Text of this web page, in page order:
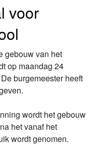
voor
gebouw van het
op maandag 24
burgemeester heeft
wordt het gebouw
het vanaf het
wordt genomen.